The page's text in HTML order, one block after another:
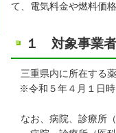
て、電気料金や燃料価
１ 対象事業者
三重県内に所在する薬
※令和５年４月１日時
なお、病院、診療所